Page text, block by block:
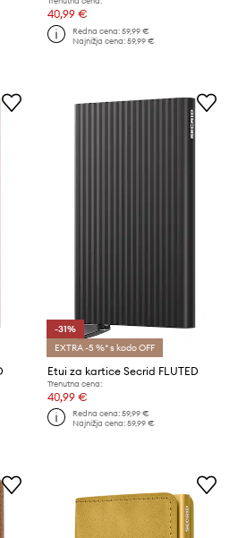
40,99 €
Redna cena:59,99 €
Najnižja cena:59,99 €
-31%
EXTRA -5 %* s kodo OFF
Etui za kartice Secrid FLUTED
Trenutna cena:
40,99 €
Redna cena:59,99 €
Najnižja cena:59,99 €